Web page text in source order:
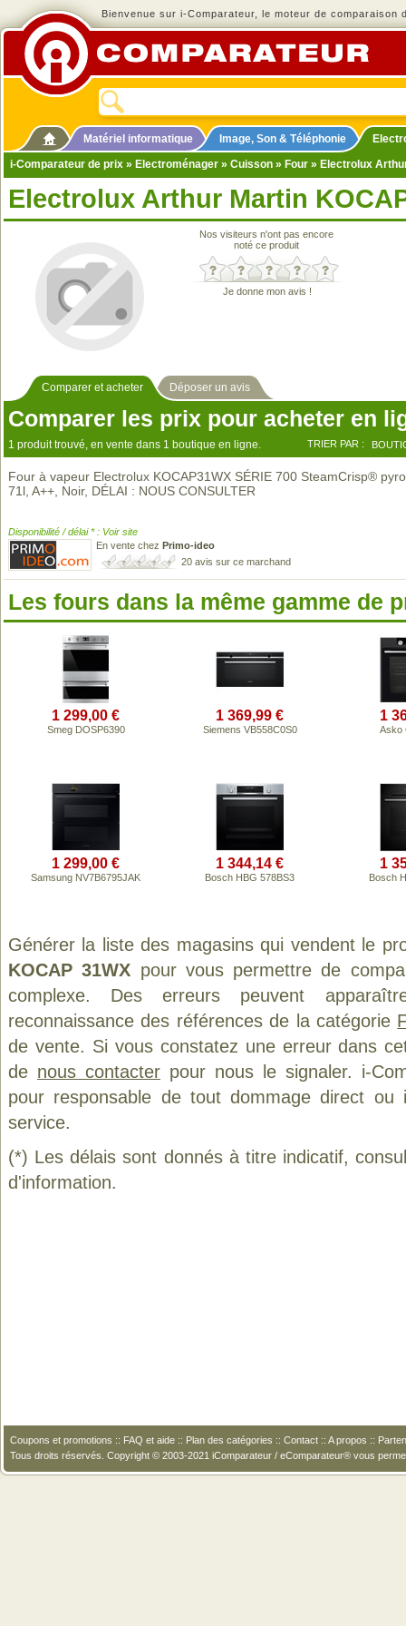
Bienvenue sur i-Comparateur, le moteur de comparaison
Matériel informatique Image, Son & Téléphonie
i-Comparateur de prix » Electroménager » Cuisson » Four » Electrolux
Electrolux Arthur Martin
Nos visiteurs n'ont pas encore
noté ce produit
Je donne mon avis !
Comparer et acheter Déposer un avis
Comparer les prix pour acheter en
1 produit trouvé, en vente dans 1 boutique en ligne. TRIER PAR :
Four à vapeur Electrolux KOCAP31WX SÉRIE 700 SteamCrisp®
71l, A++, Noir, DÉLAI : NOUS CONSULTER
Disponibilité / délai * : Voir site
En vente chez Primo-ideo
20 avis sur ce marchand
Les fours dans la même gamme de
1 299,00 €
Smeg DOSP6390
1 369,99 €
Siemens VB558C0S0
1
Asko
1 299,00 €
Samsung NV7B6795JAK
1 344,14 €
Bosch HBG 578BS3
1
Bosch
Générer la liste des magasins qui vendent le
KOCAP 31WX pour vous permettre de
complexe. Des erreurs peuvent
reconnaissance des références de la catégorie
de vente. Si vous constatez une erreur dans
de nous contacter pour nous le signaler. i-
pour responsable de tout dommage direct
service.
(*) Les délais sont donnés à titre indicatif,
d'information.
Coupons et promotions :: FAQ et aide :: Plan des catégories :: Contact :: A propos ::
Tous droits réservés. Copyright © 2003-2021 iComparateur / eComparateur® vous